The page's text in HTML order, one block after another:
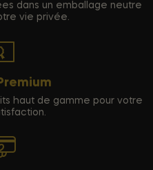
dans un emballage neutre
vie privée.
haut de gamme pour votre